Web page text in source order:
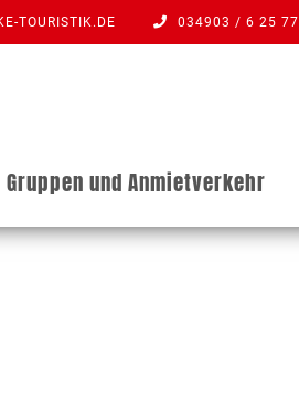
TOURISTIK.DE 034903 / 6 25 77
Gruppen und Anmietverkehr